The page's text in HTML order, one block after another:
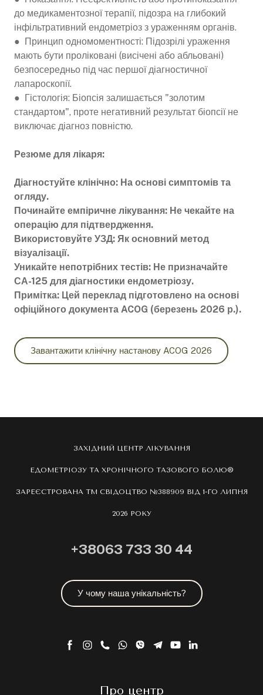
до медикаментозної терапії, підозра на глибокий
інфільтративний ендометріоз з ураженням органів.
● Принцип одномоментності: Підозрілі ураження
мають бути проліковані (висічені або абльовані)
безпосередньо під час першої діагностичної
лапароскопії.
● Гістологія: Біопсія залишається "золотим
стандартом", проте негативний результат біопсії не
виключає діагноз повністю.
Резюме для лікаря:
Діагностуйте клінічно: На основі симптомів та
огляду.
Починайте емпіричне лікування: Не чекайте на
операцію для підтвердження.
Використовуйте УЗД: Як основний метод
візуалізації.
Уникайте непотрібних тестів: Не призначайте
СА-125 для діагностики ендометріозу.
Примітка: Цей переклад підготовлено на основі
офіційного документа ACOG (березень 2026 р.).
Завантажити клінічну настанову ACOG 2026
ЗАХІДНИЙ ЦЕНТР ЛІКУВАННЯ
ЕДОМЕТРІОЗУ ТА ХРОНІЧНОГО ТАЗОВОГО БОЛЮ®
ЗАРЕЄСТРОВАНА ТМ СВІДОЦТВО №388909 ВІД 1-ГО ЛИПНЯ
2026 РОКУ
+38063 733 30 44
У чому наша унікальність?
Про центр